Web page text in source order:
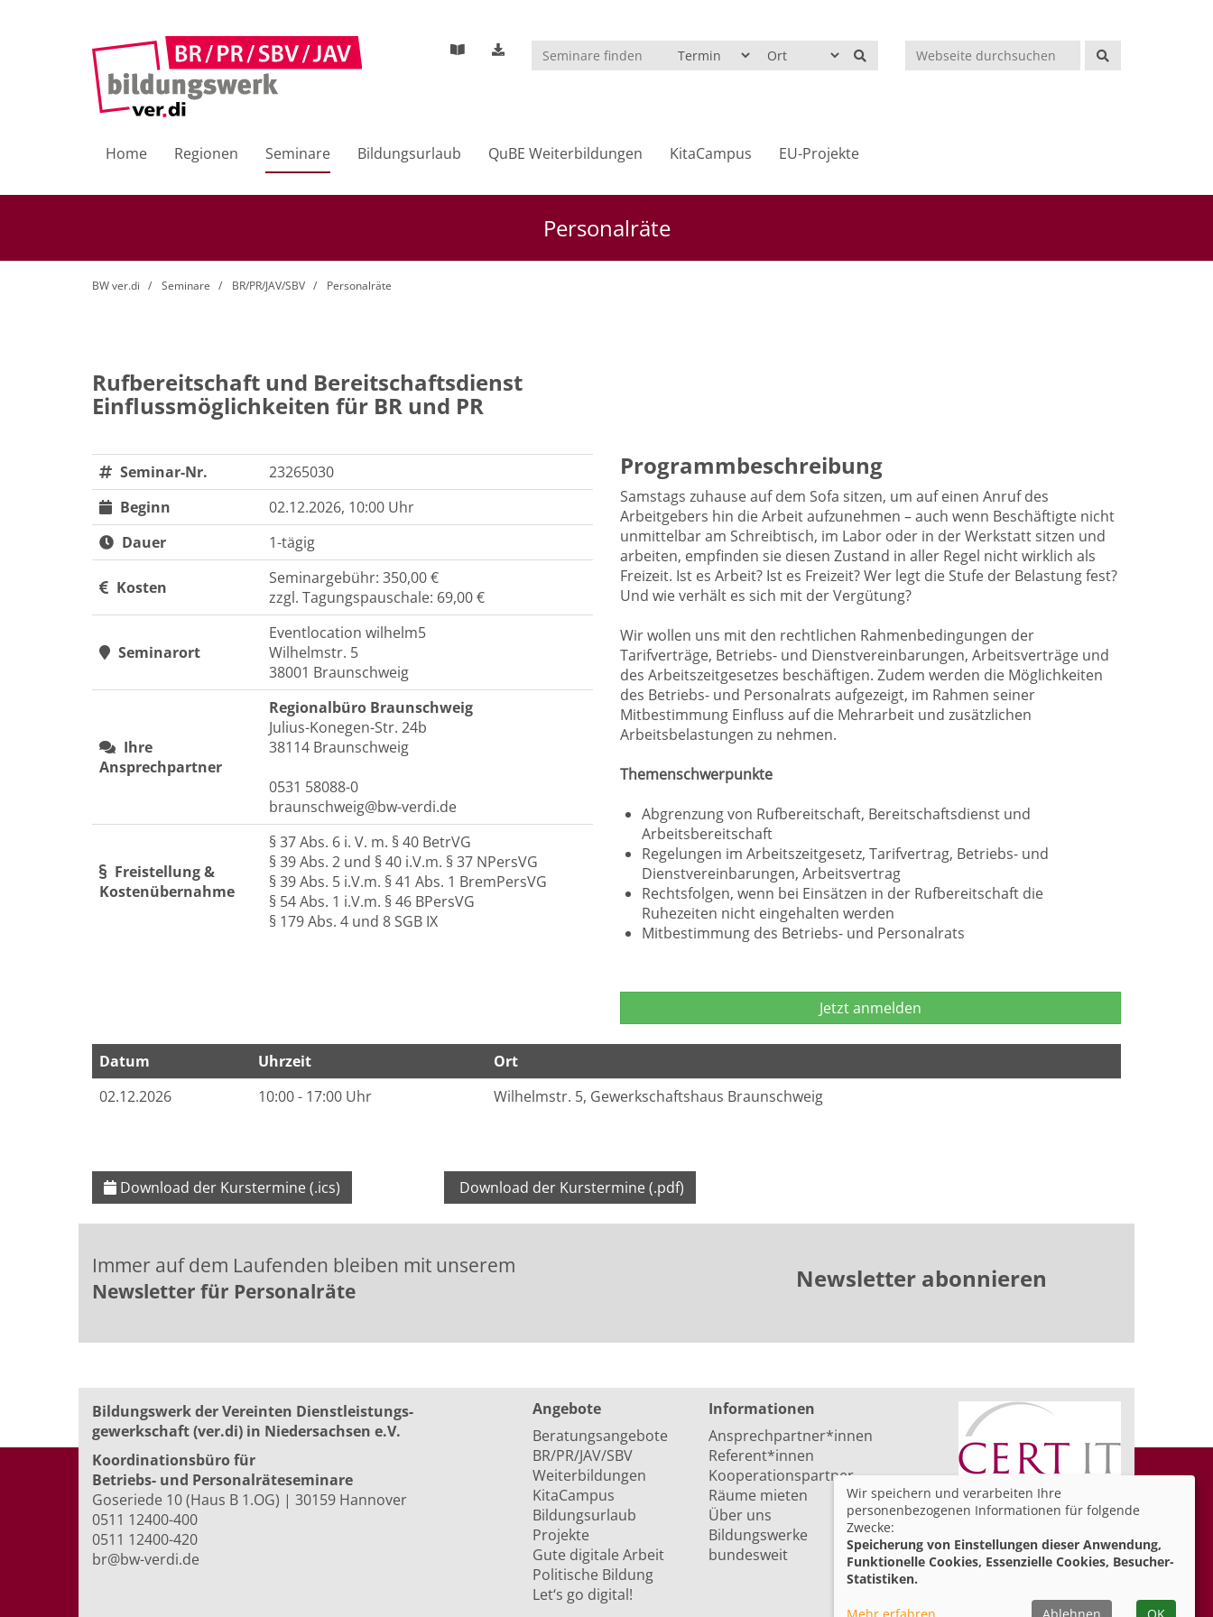
Suchen
Home Regionen Seminare Bildungsurlaub QuBE Weiterbildungen KitaCampus EU-Projekte
Personalräte
BW ver.di Seminare BR/PR/JAV/SBV Personalräte
Rufbereitschaft und Bereitschaftsdienst
Einflussmöglichkeiten für BR und PR
Seminar-Nr.
23265030
Beginn
02.12.2026, 10:00 Uhr
Dauer
1-tägig
Kosten
Seminargebühr: 350,00 €
zzgl. Tagungspauschale: 69,00 €
Seminarort
Eventlocation wilhelm5
Wilhelmstr. 5
38001 Braunschweig
Ihre
Ansprechpartner
Regionalbüro Braunschweig
Julius-Konegen-Str. 24b
38114 Braunschweig
0531 58088-0
braunschweig@bw-verdi.de
Freistellung &
Kostenübernahme
§ 37 Abs. 6 i. V. m. § 40 BetrVG
§ 39 Abs. 2 und § 40 i.V.m. § 37 NPersVG
§ 39 Abs. 5 i.V.m. § 41 Abs. 1 BremPersVG
§ 54 Abs. 1 i.V.m. § 46 BPersVG
§ 179 Abs. 4 und 8 SGB IX
Programmbeschreibung
Samstags zuhause auf dem Sofa sitzen, um auf einen Anruf des
Arbeitgebers hin die Arbeit aufzunehmen – auch wenn Beschäftigte nicht
unmittelbar am Schreibtisch, im Labor oder in der Werkstatt sitzen und
arbeiten, empfinden sie diesen Zustand in aller Regel nicht wirklich als
Freizeit. Ist es Arbeit? Ist es Freizeit? Wer legt die Stufe der Belastung fest?
Und wie verhält es sich mit der Vergütung?
Wir wollen uns mit den rechtlichen Rahmenbedingungen der
Tarifverträge, Betriebs- und Dienstvereinbarungen, Arbeitsverträge und
des Arbeitszeitgesetzes beschäftigen. Zudem werden die Möglichkeiten
des Betriebs- und Personalrats aufgezeigt, im Rahmen seiner
Mitbestimmung Einfluss auf die Mehrarbeit und zusätzlichen
Arbeitsbelastungen zu nehmen.
Themenschwerpunkte
Abgrenzung von Rufbereitschaft, Bereitschaftsdienst und
Arbeitsbereitschaft
Regelungen im Arbeitszeitgesetz, Tarifvertrag, Betriebs- und
Dienstvereinbarungen, Arbeitsvertrag
Rechtsfolgen, wenn bei Einsätzen in der Rufbereitschaft die
Ruhezeiten nicht eingehalten werden
Mitbestimmung des Betriebs- und Personalrats
Jetzt anmelden
Termine zum dieser Kurs
Datum Uhrzeit
Ort
02.12.2026
10:00 - 17:00 Uhr Wilhelmstr. 5, Gewerkschaftshaus Braunschweig
Download der Kurstermine (.ics) Download der Kurstermine (.pdf)
Immer auf dem Laufenden bleiben mit unserem
Newsletter für Personalräte
Newsletter abonnieren
Bildungswerk der Vereinten Dienst­leis­tungs­
ge­werk­schaft (ver.di) in Niedersachsen e.V.
Koordinationsbüro für
Betriebs- und Personalräte­seminare
Goseriede 10 (Haus B 1.OG) | 30159 Hannover
0511 12400-400
0511 12400-420
br@bw-verdi.de
Angebote
Beratungsangebote
BR/PR/JAV/SBV
Weiterbildungen
KitaCampus
Bildungsurlaub
Projekte
Gute digitale Arbeit
Politische Bildung
Let‘s go digital!
Informationen
Ansprechpartner*innen
Referent*innen
Kooperationspartner
Räume mieten
Über uns
Bildungswerke
bundesweit
Wir speichern und verarbeiten Ihre
personenbezogenen Informationen für folgende
Zwecke:
Speicherung von Einstellungen dieser Anwendung,
Funktionelle Cookies, Essenzielle Cookies, Besucher-
Statistiken.